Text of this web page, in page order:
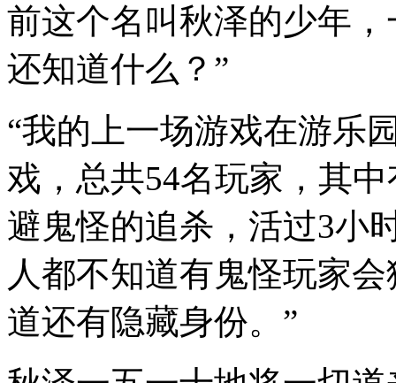
前这个名叫秋泽的少年
还知道什么？”
“我的上一场游戏在游乐
戏，总共54名玩家，其
避鬼怪的追杀，活过3小
人都不知道有鬼怪玩家
道还有隐藏身份。”